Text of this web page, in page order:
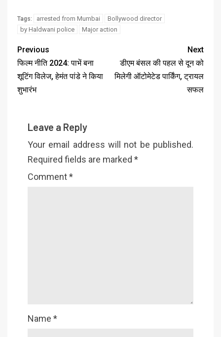
Tags: arrested from Mumbai
Bollywood director
by Haldwani police
Major action
Previous
फिल्म नीति 2024: पाभें बना
शूटिंग विलेज, हेमंत पांडे ने किया
शुभारंभ
Next
डीएम बंसल की पहल से दून को
मिलेगी ऑटोमेटेड पार्किंग, ट्रायल
सफल
Leave a Reply
Your email address will not be published.
Required fields are marked *
Comment*
Name *